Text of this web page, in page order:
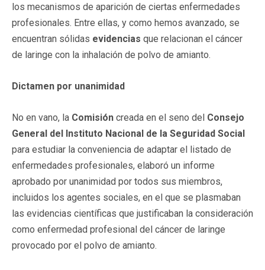
los mecanismos de aparición de ciertas enfermedades
profesionales. Entre ellas, y como hemos avanzado, se
encuentran sólidas evidencias que relacionan el cáncer
de laringe con la inhalación de polvo de amianto.
Dictamen por unanimidad
No en vano, la Comisión creada en el seno del Consejo
General del Instituto Nacional de la Seguridad Social
para estudiar la conveniencia de adaptar el listado de
enfermedades profesionales, elaboró un informe
aprobado por unanimidad por todos sus miembros,
incluidos los agentes sociales, en el que se plasmaban
las evidencias científicas que justificaban la consideración
como enfermedad profesional del cáncer de laringe
provocado por el polvo de amianto.